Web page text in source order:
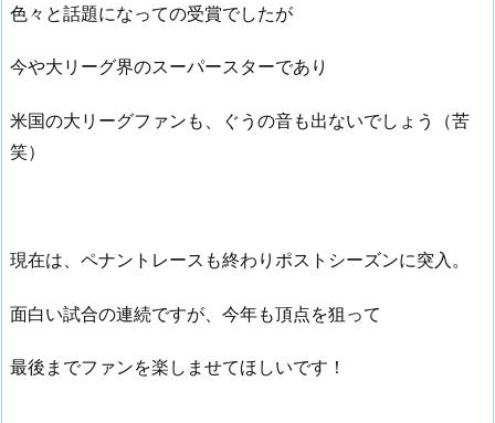
色々と話題になっての受賞でしたが
今や大リーグ界のスーパースターであり
米国の大リーグファンも、ぐうの音も出ないでしょう（苦
笑）
現在は、ペナントレースも終わりポストシーズンに突入。
面白い試合の連続ですが、今年も頂点を狙って
最後までファンを楽しませてほしいです！